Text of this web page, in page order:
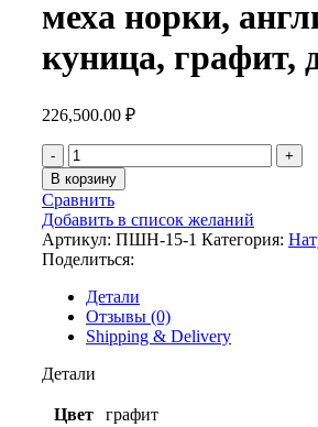
меха норки,
куница, графит,
226,500.00 ₽
В корзину
Сравнить
Добавить в список желаний
Артикул: ПШН-15-1 Категория:
Поделиться:
Детали
Отзывы (0)
Shipping & Delivery
Детали
Цвет графит